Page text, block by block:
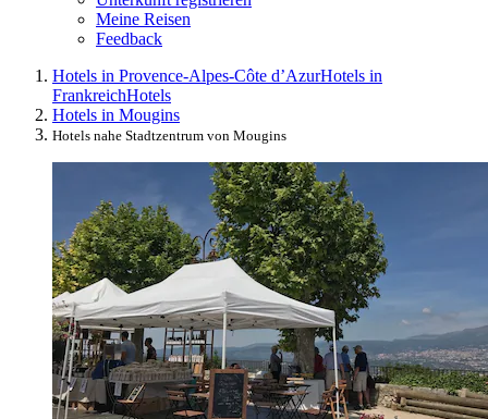
Meine Reisen
Feedback
Hotels in Provence-Alpes-Côte d’AzurHotels in
FrankreichHotels
Hotels in Mougins
Hotels nahe Stadtzentrum von Mougins